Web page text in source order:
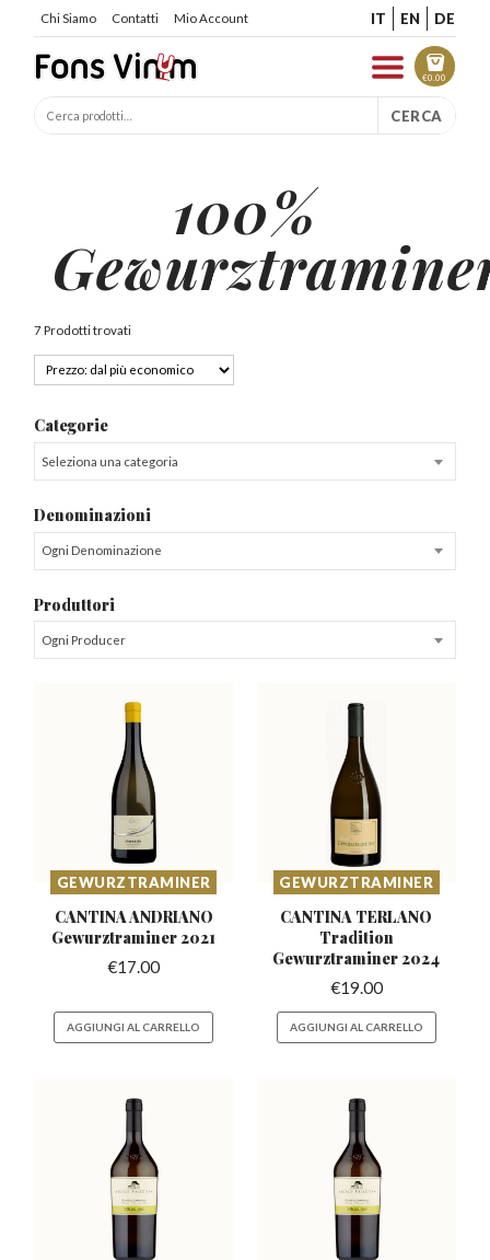
Chi Siamo Contatti Mio Account IT EN DE
€0.00
CERCA
100%
7 Prodotti trovati
Categorie
Seleziona una categoria
Denominazioni
Ogni Denominazione
Produttori
Ogni Producer
GEWURZTRAMINER
CANTINA ANDRIANO
Gewurztraminer 2021
€17.00
AGGIUNGI AL CARRELLO
GEWURZTRAMINER
CANTINA TERLANO
Tradition
Gewurztraminer 2024
€19.00
AGGIUNGI AL CARRELLO